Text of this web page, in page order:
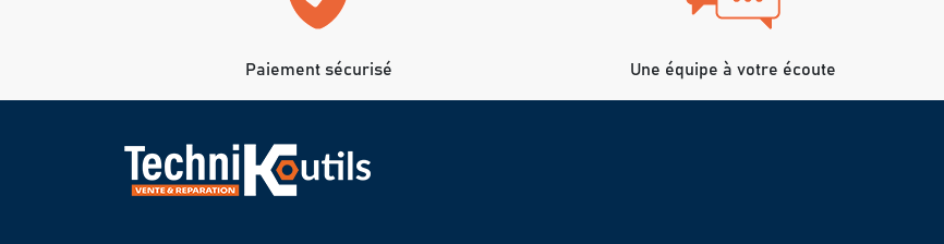
Paiement sécurisé Une équipe à votre écoute